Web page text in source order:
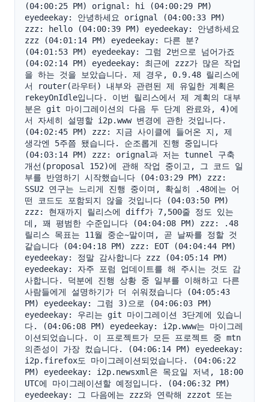
(04:00:25 PM) orignal: hi (04:00:29 PM)
eyedeekay: 안녕하세요 orignal (04:00:33 PM)
zzz: hello (04:00:39 PM) eyedeekay: 안녕하세요
zzz (04:01:14 PM) eyedeekay: 다른 분?
(04:01:53 PM) eyedeekay: 그럼 2번으로 넘어가죠
(04:02:14 PM) eyedeekay: 최근에 zzz가 많은 작업
을 하는 것을 보았습니다. 제 경우, 0.9.48 릴리스에
서 router(라우터) 내부와 관련된 제 유일한 계획은
rekeyOnIdle입니다. 이번 릴리스에서 제 계획의 대부
분은 git 마이그레이션의 다음 두 단계 완료와, 4)에
서 자세히 설명할 i2p.www 변경에 관한 것입니다.
(04:02:45 PM) zzz: 지금 사이클에 들어온 지, 제
생각엔 5주쯤 됐습니다. 순조롭게 진행 중입니다
(04:03:14 PM) zzz: orignal과 저는 tunnel 구축
개선(proposal 152)에 관해 작업 중이고, 그 코드 일
부를 반영하기 시작했습니다 (04:03:29 PM) zzz:
SSU2 연구는 느리게 진행 중이며, 확실히 .48에는 어
떤 코드도 포함되지 않을 것입니다 (04:03:50 PM)
zzz: 현재까지 릴리스에 diff가 7,500줄 정도 있는
데, 꽤 평범한 수준입니다 (04:04:08 PM) zzz: .48
릴리스 목표는 11월 중순~말이며, 곧 날짜를 정할 것
같습니다 (04:04:18 PM) zzz: EOT (04:04:44 PM)
eyedeekay: 정말 감사합니다 zzz (04:05:14 PM)
eyedeekay: 자주 포럼 업데이트를 해 주시는 것도 감
사합니다. 덕분에 진행 상황 중 일부를 이해하고 다른
사람들에게 설명하기가 더 쉬워졌습니다 (04:05:43
PM) eyedeekay: 그럼 3)으로 (04:06:03 PM)
eyedeekay: 우리는 git 마이그레이션 3단계에 있습니
다. (04:06:08 PM) eyedeekay: i2p.www는 마이그레
이션되었습니다. 이 프로젝트가 모든 프로젝트 중 mtn
의존성이 가장 컸습니다. (04:06:14 PM) eyedeekay:
i2p.firefox도 마이그레이션되었습니다. (04:06:22
PM) eyedeekay: i2p.newsxml은 목요일 저녁, 18:00
UTC에 마이그레이션할 예정입니다. (04:06:32 PM)
eyedeekay: 그 다음에는 zzz와 연락해 zzzot 또는